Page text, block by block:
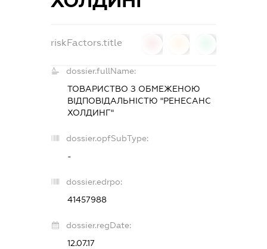
riskFactors.title
dossier.fullName:
ТОВАРИСТВО З ОБМЕЖЕНОЮ
ВІДПОВІДАЛЬНІСТЮ "РЕНЕСАНС
ХОЛДИНГ"
dossier.opfSubType:
-
dossier.edrpo:
41457988
dossier.regDate:
12.07.17